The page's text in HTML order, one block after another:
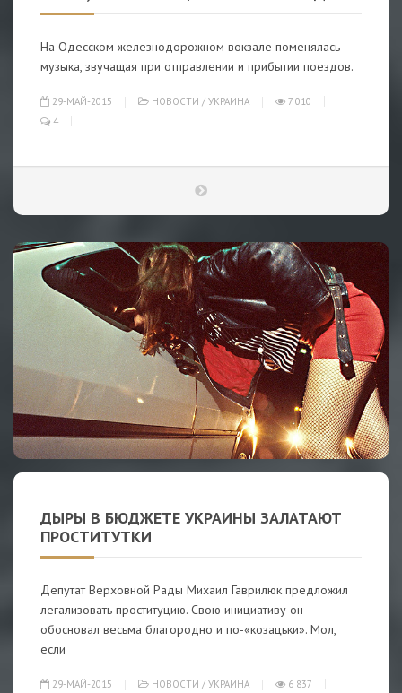
На Одесском железнодорожном вокзале поменялась
музыка, звучащая при отправлении и прибытии поездов.
29-МАЙ-2015 НОВОСТИ / УКРАИНА
7 010
4
ДЫРЫ В БЮДЖЕТЕ УКРАИНЫ ЗАЛАТАЮТ
ПРОСТИТУТКИ
Депутат Верховной Рады Михаил Гаврилюк предложил
легализовать проституцию. Свою инициативу он
обосновал весьма благородно и по-«козацьки». Мол,
если
29-МАЙ-2015 НОВОСТИ / УКРАИНА
6 837